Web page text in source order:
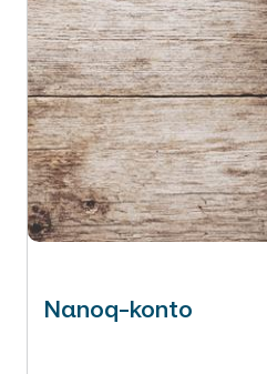
Nanoq-konto